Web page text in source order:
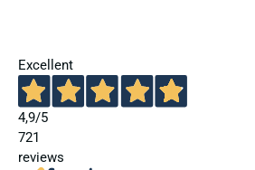
Excellent
4,9/5
721
reviews